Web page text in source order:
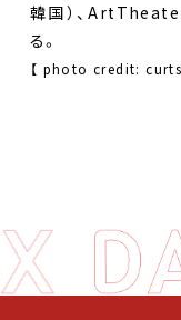
韓国）、
る。
【 photo credit: